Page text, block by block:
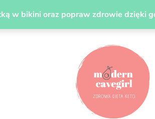
w bikini oraz popraw zdrowie dzięki
LECZENIE HASHIMOTO DIETĄ